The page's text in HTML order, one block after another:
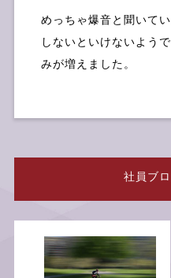
お
めっちゃ爆音と聞いて
しないといけないよう
みが増えました。
社員ブ